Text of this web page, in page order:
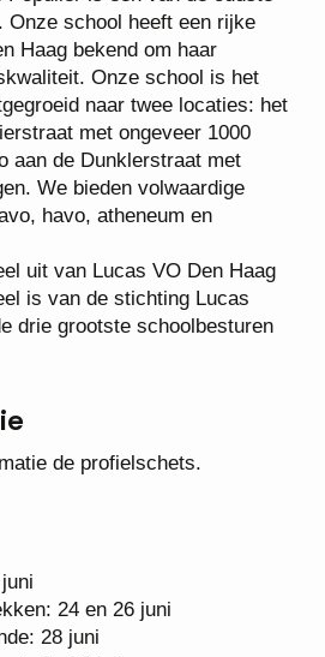
is één van de oudste
school heeft een rijke
Haag bekend om haar
Onze school is het
naar twee locaties:
met ongeveer
aan de Dunklerstraat
We bieden
voor mavo, havo,
aan.
uit van Lucas VO Den Haag
is van de stichting Lucas
drie grootste schoolbesturen
24 en 26 juni